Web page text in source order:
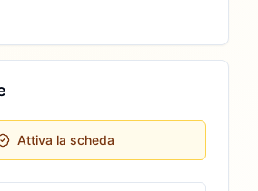
Attiva la scheda